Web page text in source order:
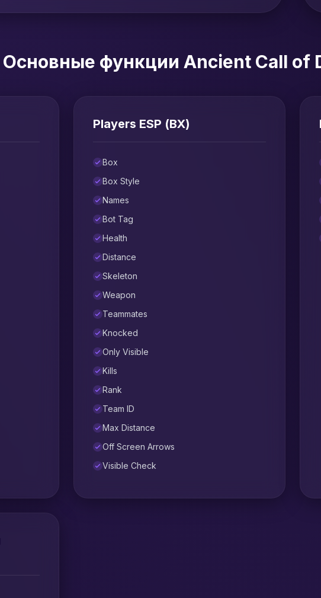
Основные функции Ancient Call of
Players ESP (ВХ)
Box
Box Style
Names
Bot Tag
Health
Distance
Skeleton
Weapon
Teammates
Knocked
Only Visible
Kills
Rank
Team ID
Max Distance
Off Screen Arrows
Visible Check